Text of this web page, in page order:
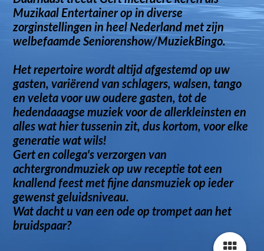
Muzikaal Entertainer op in diverse
zorginstellingen in heel Nederland met zijn
welbefaamde Seniorenshow/MuziekBingo.
Het repertoire wordt altijd afgestemd op uw
gasten, variërend van schlagers, walsen, tango
en veleta voor uw oudere gasten, tot de
hedendaaagse muziek voor de allerkleinsten en
alles wat hier tussenin zit, dus kortom, voor elke
generatie wat wils!
Gert en collega's verzorgen van
achtergrondmuziek op uw receptie tot een
knallend feest met fijne dansmuziek op ieder
gewenst geluidsniveau.
Wat dacht u van een ode op trompet aan het
bruidspaar?